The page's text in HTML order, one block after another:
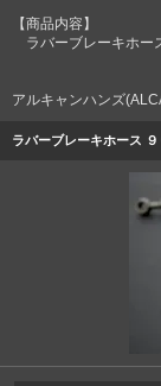
【商品内容】
ラバーブレーキホ
アルキャンハンズ
ラバーブレーキホース